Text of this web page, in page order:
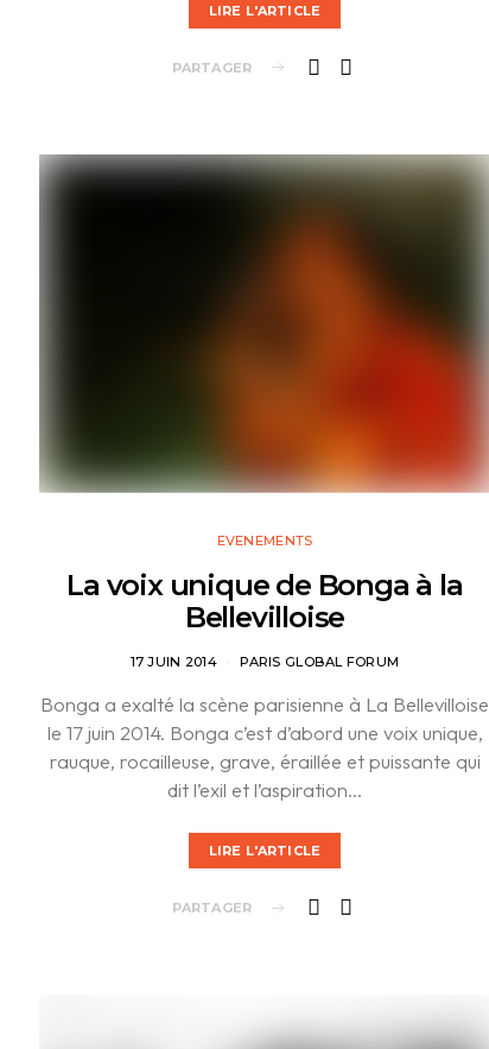
LIRE L'ARTICLE
PARTAGER
EVENEMENTS
La voix unique de Bonga à la
Bellevilloise
17 JUIN 2014 PARIS GLOBAL FORUM
Bonga a exalté la scène parisienne à La Bellevilloise
le 17 juin 2014. Bonga c’est d’abord une voix unique,
rauque, rocailleuse, grave, éraillée et puissante qui
dit l’exil et l’aspiration…
LIRE L'ARTICLE
PARTAGER